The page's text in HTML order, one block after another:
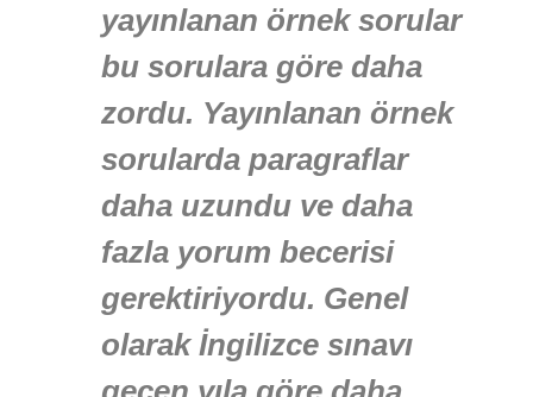
yayınlanan örnek sorular
bu sorulara göre daha
zordu. Yayınlanan örnek
sorularda paragraflar
daha uzundu ve daha
fazla yorum becerisi
gerektiriyordu. Genel
olarak İngilizce sınavı